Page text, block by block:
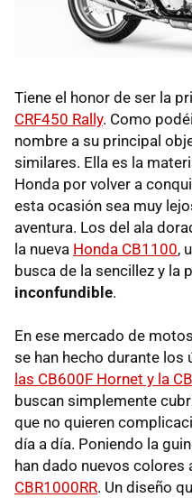
Tiene el honor de ser la
CRF450 Rally. Como
nombre a su principal
similares. Ella es la
Honda por volver a
esta ocasión sea muy
aventura. Los del ala
la nueva Honda CB1100,
busca de la sencillez y la
inconfundible.
En ese mercado de
se han hecho durante los
las CB600F Hornet y la
buscan simplemente
que no quieren
día a día. Poniendo la
han dado nuevos colores
CBR1000RR. Un diseño